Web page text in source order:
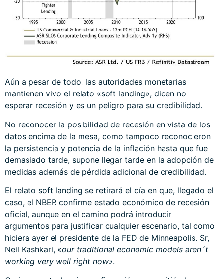
Aún a pesar de todo, las autoridades monetarias
mantienen vivo el relato «soft landing», dicen no
esperar recesión y es un peligro para su credibilidad.
No reconocer la posibilidad de recesión en vista de los
datos encima de la mesa, como tampoco reconocieron
la persistencia y potencia de la inflación hasta que fue
demasiado tarde, supone llegar tarde en la adopción de
medidas además de pérdida adicional de credibilidad.
El relato soft landing se retirará el día en que, llegado el
caso, el NBER confirme estado económico de recesión
oficial, aunque en el camino podrá introducir
argumentos para justificar cualquier escenario, tal como
hiciera ayer el presidente de la FED de Minneapolis. Sr,
Neil Kashkari, «our traditional economic models aren´t
working very well right now».